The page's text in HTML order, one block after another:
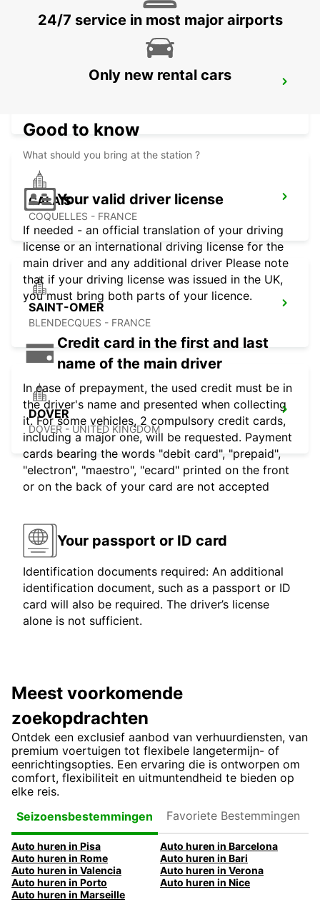
TREINSTATION ABBEVILLE -
CALAIS
COQUELLES - FRANCE
SAINT-OMER
BLENDECQUES - FRANCE
DOVER
DOVER - UNITED KINGDOM
24/7 service in most major airports
Only new rental cars
Good to know
What should you bring at the station ?
Your valid driver license
If needed - an official translation of your driving
license or an international driving license for the
main driver and any additional driver Please note
that if your driving license was issued in the UK,
you must bring both parts of your licence.
Credit card in the first and last
name of the main driver
In case of prepayment, the used credit must be in
the driver's name and presented when collecting
it. For some vehicles, 2 compulsory credit cards,
including a major one, will be requested. Payment
cards bearing the words "debit card", "prepaid",
"electron", "maestro", "ecard" printed on the front
or on the back of your card are not accepted
Your passport or ID card
Identification documents required: An additional
identification document, such as a passport or ID
card will also be required. The driver’s license
alone is not sufficient.
Meest voorkomende
zoekopdrachten
Ontdek een exclusief aanbod van verhuurdiensten, van
premium voertuigen tot flexibele langetermijn- of
eenrichtingsopties. Een ervaring die is ontworpen om
comfort, flexibiliteit en uitmuntendheid te bieden op
elke reis.
Seizoensbestemmingen
Bestemmingen
Auto huren in Pisa
Auto huren in Barcelona
Auto huren in Rome
Auto huren in Bari
Auto huren in Valencia
Auto huren in Verona
Auto huren in Porto
Auto huren in Nice
Auto huren in Marseille